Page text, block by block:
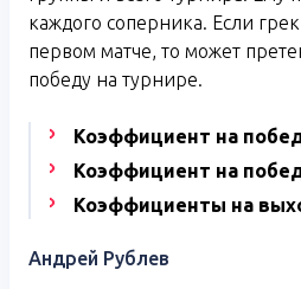
каждого соперника. Если
первом матче, то может
победу на турнире.
Коэффициент на
Коэффициент на
Коэффициенты на
Андрей Рублев